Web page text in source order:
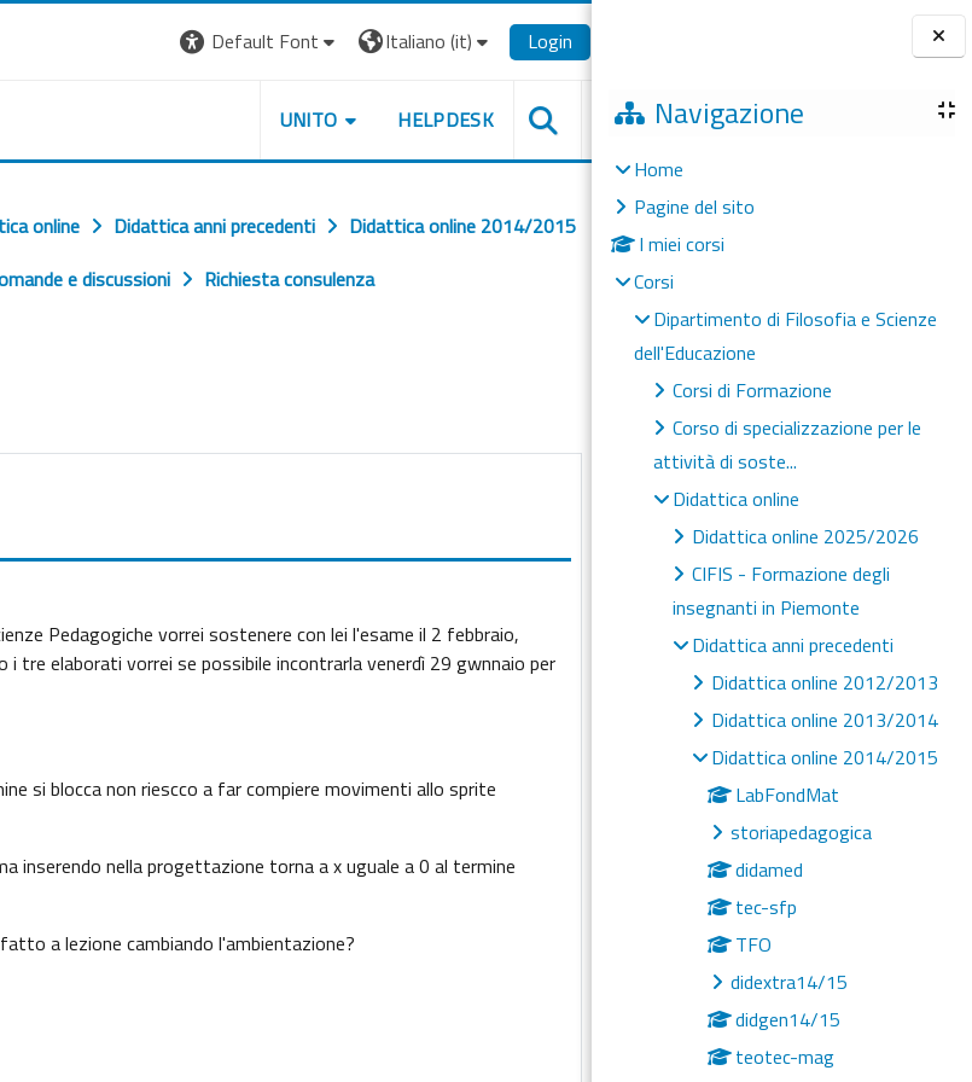
Blocchi
Navigazione
Home
Pagine del sito
I miei corsi
Corsi
Dipartimento di Filosofia e Scienze
dell'Educazione
Corsi di Formazione
Corso di specializzazione per le
attività di soste...
Didattica online
Didattica online 2025/2026
CIFIS - Formazione degli
insegnanti in Piemonte
Didattica anni precedenti
Didattica online 2012/2013
Didattica online 2013/2014
Didattica online 2014/2015
LabFondMat
storiapedagogica
didamed
tec-sfp
TFO
didextra14/15
didgen14/15
teotec-mag
Default Font Italiano ‎(it)‎ Login
UNITO HELPDESK
online Didattica anni precedenti
Didattica online 2014/2015
e discussioni Richiesta consulenza
Pedagogiche vorrei sostenere con lei l'esame il 2 febbraio,
tre elaborati vorrei se possibile incontrarla venerdì 29 gwnnaio per
si blocca non riescco a far compiere movimenti allo sprite
inserendo nella progettazione torna a x uguale a 0 al termine
a lezione cambiando l'ambientazione?